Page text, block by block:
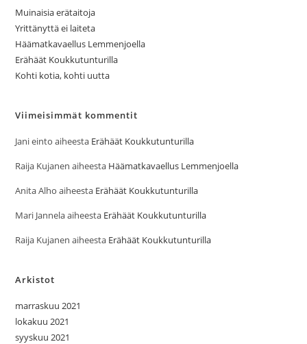
Muinaisia erätaitoja
Yrittänyttä ei laiteta
Häämatkavaellus Lemmenjoella
Erähäät Koukkutunturilla
Kohti kotia, kohti uutta
Viimeisimmät kommentit
Jani einto aiheesta Erähäät Koukkutunturilla
Raija Kujanen aiheesta Häämatkavaellus Lemmenjoella
Anita Alho aiheesta Erähäät Koukkutunturilla
Mari Jannelaaiheesta Erähäät Koukkutunturilla
Raija Kujanen aiheesta Erähäät Koukkutunturilla
Arkistot
marraskuu 2021
lokakuu 2021
syyskuu 2021